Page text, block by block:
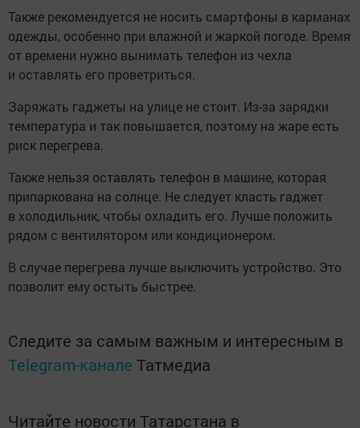
Также рекомендуется не носить смартфоны в карманах
одежды, особенно при влажной и жаркой погоде. Время
от времени нужно вынимать телефон из чехла
и оставлять его проветриться.
Заряжать гаджеты на улице не стоит. Из-за зарядки
температура и так повышается, поэтому на жаре есть
риск перегрева.
Также нельзя оставлять телефон в машине, которая
припаркована на солнце. Не следует класть гаджет
в холодильник, чтобы охладить его. Лучше положить
рядом с вентилятором или кондиционером.
В случае перегрева лучше выключить устройство. Это
позволит ему остыть быстрее.
Следите за самым важным и интересным в
Telegram-канале Татмедиа
Читайте новости Татарстана в